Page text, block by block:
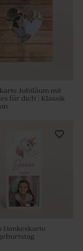
Jubiläum mit
für dich' | Klassik
Dankeskarte